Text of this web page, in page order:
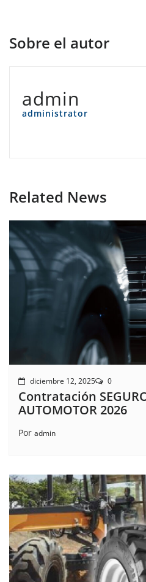
Sobre el autor
admin
administrator
Related News
diciembre 12, 2025 0
Contratación
AUTOMOTOR 2026
Por admin